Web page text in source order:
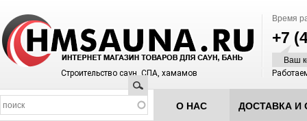
Время
+7
Ваш
Строительство саун, СПА, хамамов
Поиск
О НАС ДОСТАВКА И